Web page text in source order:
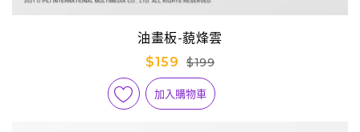
油畫板-藐烽雲
$159
$199
加入購物車